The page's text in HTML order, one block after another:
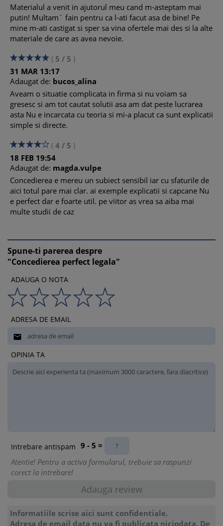
Materialul a venit in ajutorul meu cand m-asteptam mai
putin! Multam` fain pentru ca l-ati facut asa de bine! Pe
mine m-ati castigat si sper sa vina ofertele mai des si la alte
materiale de care as avea nevoie.
( 5 / 5 )
31 MAR 13:17
Adaugat de: bucos_alina
Aveam o situatie complicata in firma si nu voiam sa
gresesc si am tot cautat solutii asa am dat peste lucrarea
asta Nu e incarcata cu teoria si mi-a placut ca sunt explicatii
simple si directe.
( 4 / 5 )
18 FEB 19:54
Adaugat de: magda.vulpe
Concedierea e mereu un subiect sensibil iar cu sfaturile de
aici totul pare mai clar. ai exemple explicatii si capcane Nu
e perfect dar e foarte util. pe viitor as vrea sa aiba mai
multe studii de caz
Spune-ti parerea despre
"Concedierea perfect legala"
ADAUGA O NOTA
ADRESA DE EMAIL

OPINIA TA
Intrebare antispam 9 - 5 =
Atentie! Pentru a activa formularul, trebuie sa raspunzi
corect la intrebare!
Informatiile scrise aici sunt confidentiale.
Adresa de email data nu va fi publicata niciodata. De